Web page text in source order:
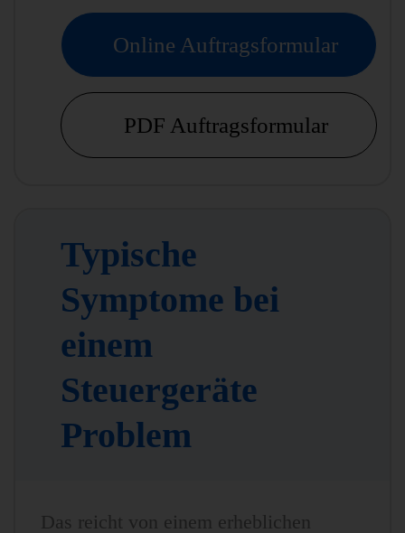
Online Auftragsformular
PDF Auftragsformular
Typische
Symptome bei
einem
Steuergeräte
Problem
Das reicht von einem erheblichen